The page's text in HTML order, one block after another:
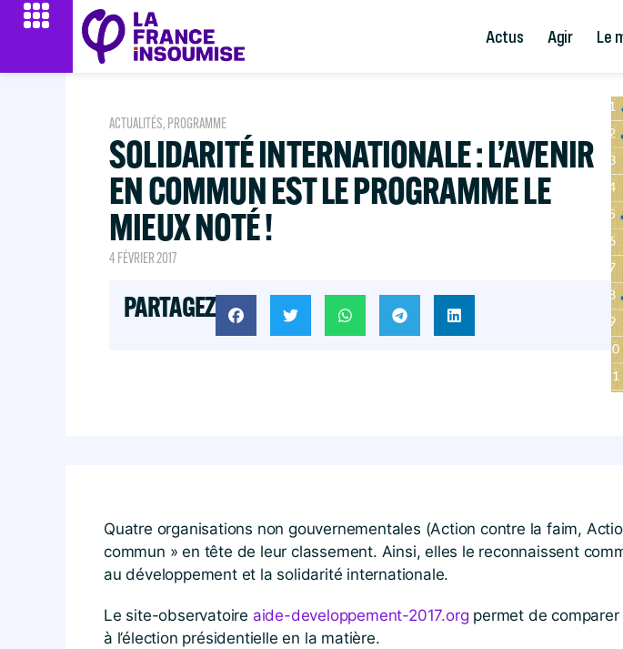
Actus Agir Le
ACTUALITÉS, PROGRAMME
SOLIDARITÉ INTERNATIONALE : L’AVENIR
EN COMMUN EST LE PROGRAMME LE
MIEUX NOTÉ !
4 FÉVRIER 2017
PARTAGEZ
Quatre organisations non gouvernementales (Action contre la faim,
commun » en tête de leur classement. Ainsi, elles le reconnaissent
au développement et la solidarité internationale.
Le site-observatoire aide​-developpement​-2017​.org permet de comparer
à l’élection présidentielle en la matière.